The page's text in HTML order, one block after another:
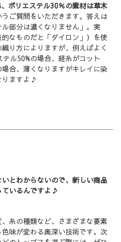
、ポリエステル30％の素材は草木
うご質問をいただきます。答えは
部分は濃くなりません」。実
なものだと「ダイロン」）を使
り方によりますが、例えばよく
ル50%の場合、経糸がコット
合、薄くなりますがキレイに染
りますよ♪
とわからないので、新しい商品
ているんですよ♪
糸の種類など、さまざまな要素
味が変わる奥深い技術です。次